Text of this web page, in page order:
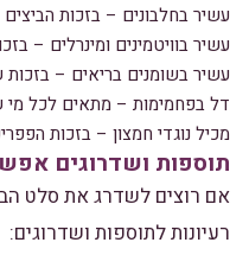
עשיר בחלבונים – בזכות
עשיר בוויטמינים ומינרלים –
עשיר בשומנים בריאים – בזכות
דל בפחמימות – מתאים לכל מי
מכיל נוגדי חמצון – בזכות
תוספות ושדרוגים
אם רוצים לשדרג את סלט
רעיונות לתוספות ושדרוגים: